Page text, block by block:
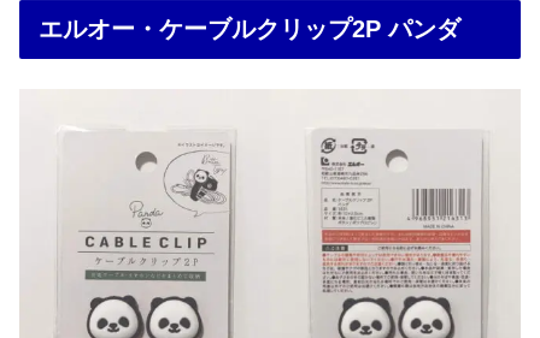
エルオー・ケーブルクリップ2P パンダ